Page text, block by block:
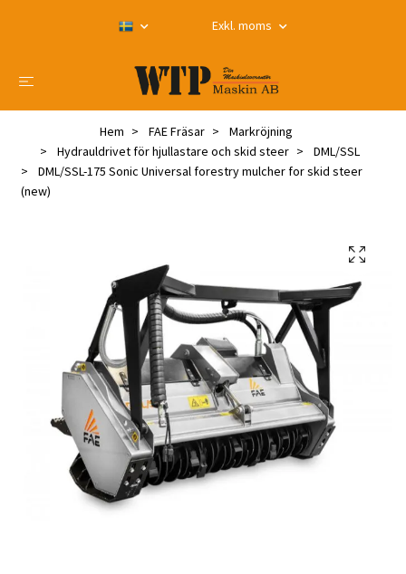
Exkl. moms
Hem FAE Fräsar
Markröjning
Hydrauldrivet för hjullastare och skid steer
DML/SSL
DML/SSL-175 Sonic Universal forestry mulcher for skid steer
(new)